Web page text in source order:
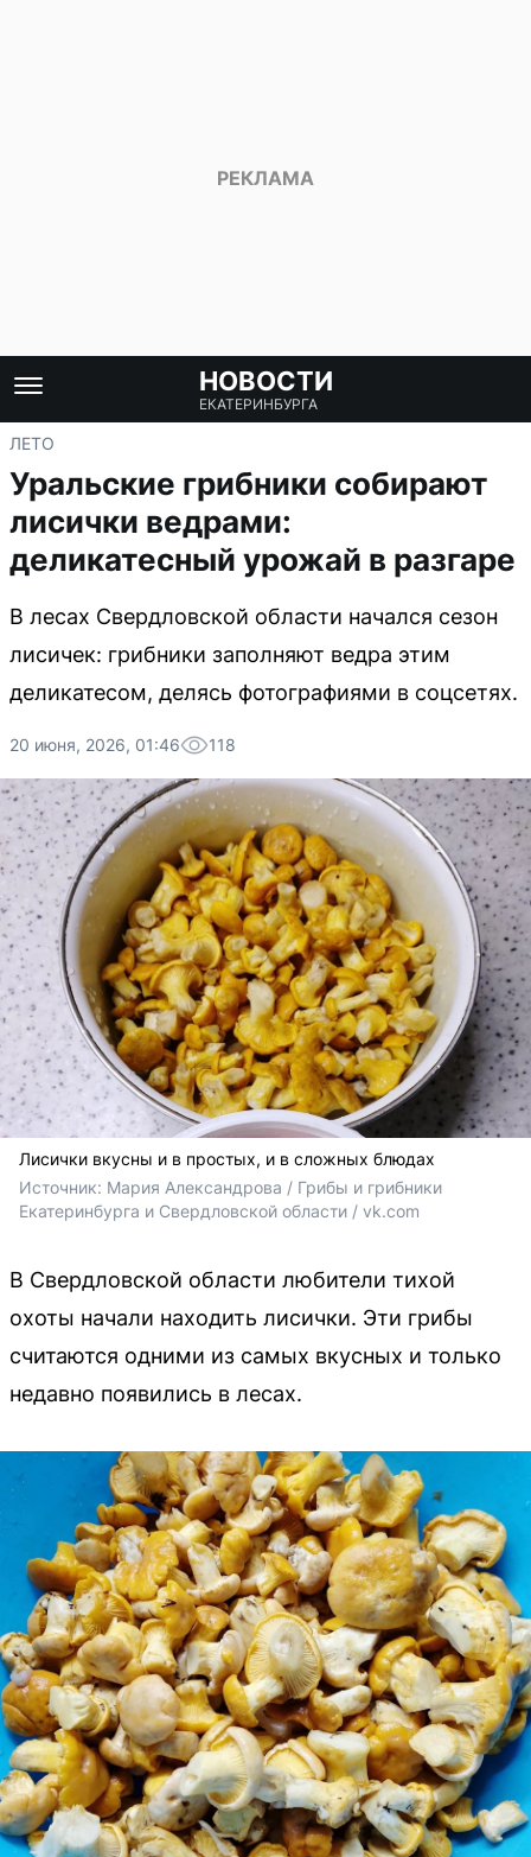
НОВОСТИ
ЕКАТЕРИНБУРГА
ЛЕТО
Уральские грибники собирают
лисички ведрами:
деликатесный урожай в разгаре
В лесах Свердловской области начался сезон
лисичек: грибники заполняют ведра этим
деликатесом, делясь фотографиями в соцсетях.
20 июня, 2026, 01:46 118
Лисички вкусны и в простых, и в сложных блюдах
Источник: Мария Александрова / Грибы и грибники
Екатеринбурга и Свердловской области / vk.com
В Свердловской области любители тихой
охоты начали находить лисички. Эти грибы
считаются одними из самых вкусных и только
недавно появились в лесах.